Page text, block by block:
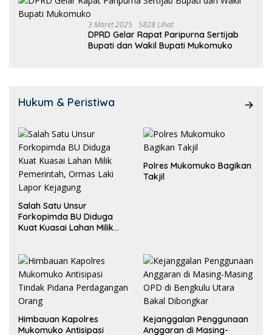
3 Maret 2025 5828 Lihat
DPRD Gelar Rapat Paripurna Sertijab
Bupati dan Wakil Bupati Mukomuko
Hukum & Peristiwa
Salah Satu Unsur
Forkopimda BU Diduga
Kuat Kuasai Lahan Milik
Polres Mukomuko Bagikan
Takjil
Himbauan Kapolres
Mukomuko Antisipasi
Kejanggalan Penggunaan
Anggaran di Masing-